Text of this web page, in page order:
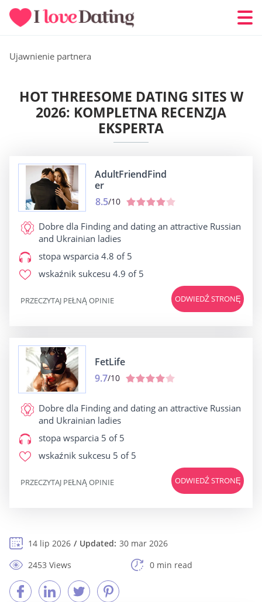
Ujawnienie partnera
HOT THREESOME DATING SITES W
2026: KOMPLETNA RECENZJA
EKSPERTA
AdultFriendFind
er
8.5/10
Dobre dla Finding and dating an attractive Russian
and Ukrainian ladies
stopa wsparcia 4.8 of 5
wskaźnik sukcesu 4.9 of 5
ODWIEDŹ STRONĘ
PRZECZYTAJ PEŁNĄ OPINIE
FetLife
9.7/10
Dobre dla Finding and dating an attractive Russian
and Ukrainian ladies
stopa wsparcia 5 of 5
wskaźnik sukcesu 5 of 5
ODWIEDŹ STRONĘ
PRZECZYTAJ PEŁNĄ OPINIE
14 lip 2026 Updated: 30 mar 2026
2453 Views
0 min read